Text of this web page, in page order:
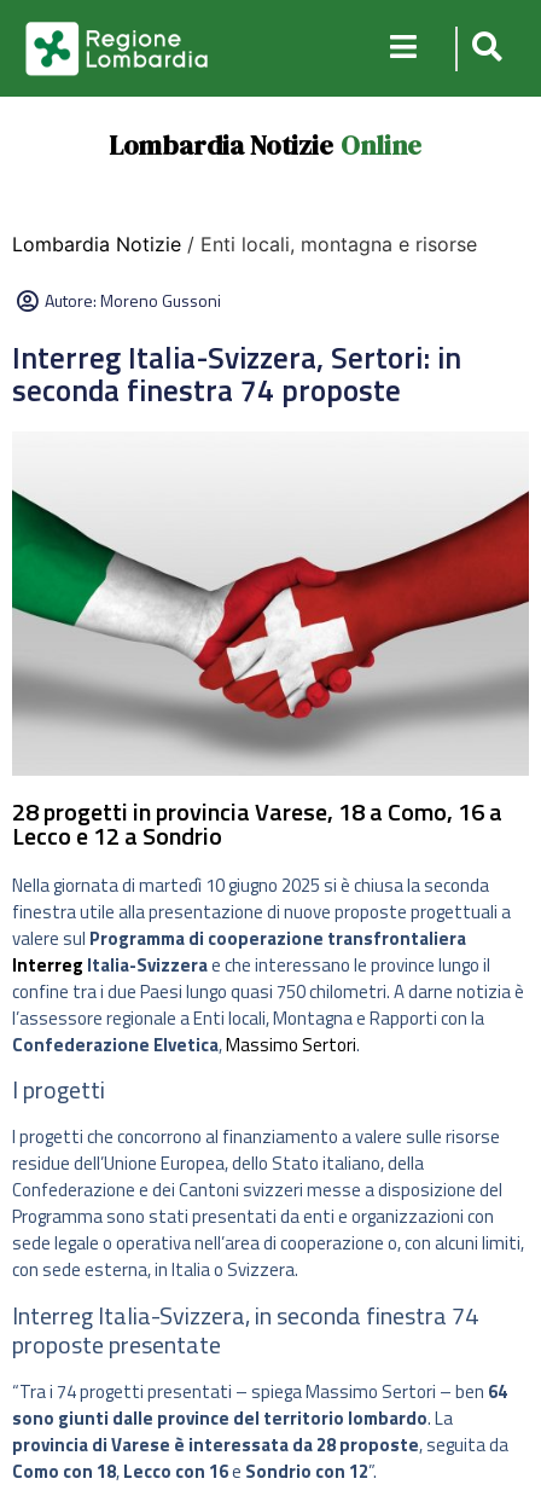
Lombardia Notizie Online
Lombardia Notizie / Enti locali, montagna e risorse
Autore:Moreno Gussoni
Interreg Italia-Svizzera, Sertori: in
seconda finestra 74 proposte
28 progetti in provincia Varese, 18 a Como, 16 a
Lecco e 12 a Sondrio
Nella giornata di martedì 10 giugno 2025 si è chiusa la seconda
finestra utile alla presentazione di nuove proposte progettuali a
valere sul Programma di cooperazione transfrontaliera
Interreg Italia-Svizzerae che interessano le province lungo il
confine tra i due Paesi lungo quasi 750 chilometri. A darne notizia è
l’assessore regionale a Enti locali, Montagna e Rapporti con la
Confederazione Elvetica,Massimo Sertori.
I progetti
I progetti che concorrono al finanziamento a valere sulle risorse
residue dell’Unione Europea, dello Stato italiano, della
Confederazione e dei Cantoni svizzeri messe a disposizione del
Programma sono stati presentati da enti e organizzazioni con
sede legale o operativa nell’area di cooperazione o, con alcuni limiti,
con sede esterna, in Italia o Svizzera.
Interreg Italia-Svizzera, in seconda finestra 74
proposte presentate
“Tra i 74 progetti presentati – spiega Massimo Sertori – ben 64
sono giunti dalle province del territorio lombardo. La
provincia di Varese è interessata da 28 proposte, seguita da
Como con 18,Lecco con 16e Sondrio con 12”.